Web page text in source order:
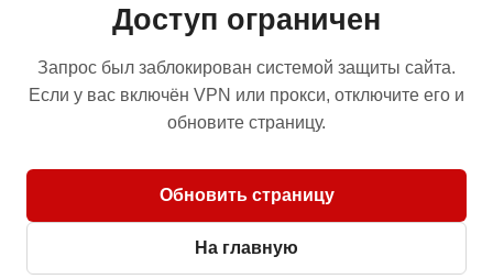
Доступ ограничен
Запрос был заблокирован системой защиты сайта.
Если у вас включён VPN или прокси, отключите его и
обновите страницу.
Обновить страницу
На главную